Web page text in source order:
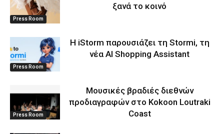
Press Room
ξανά το κοινό
Press Room
Η iStorm παρουσιάζει τη Stormi, τη
νέα AI Shopping Assistant
Press Room
Μουσικές βραδιές διεθνών
προδιαγραφών στο Kokoon Loutraki
Coast